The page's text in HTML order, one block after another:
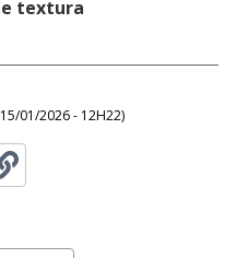
textura
15/01/2026 - 12H22)